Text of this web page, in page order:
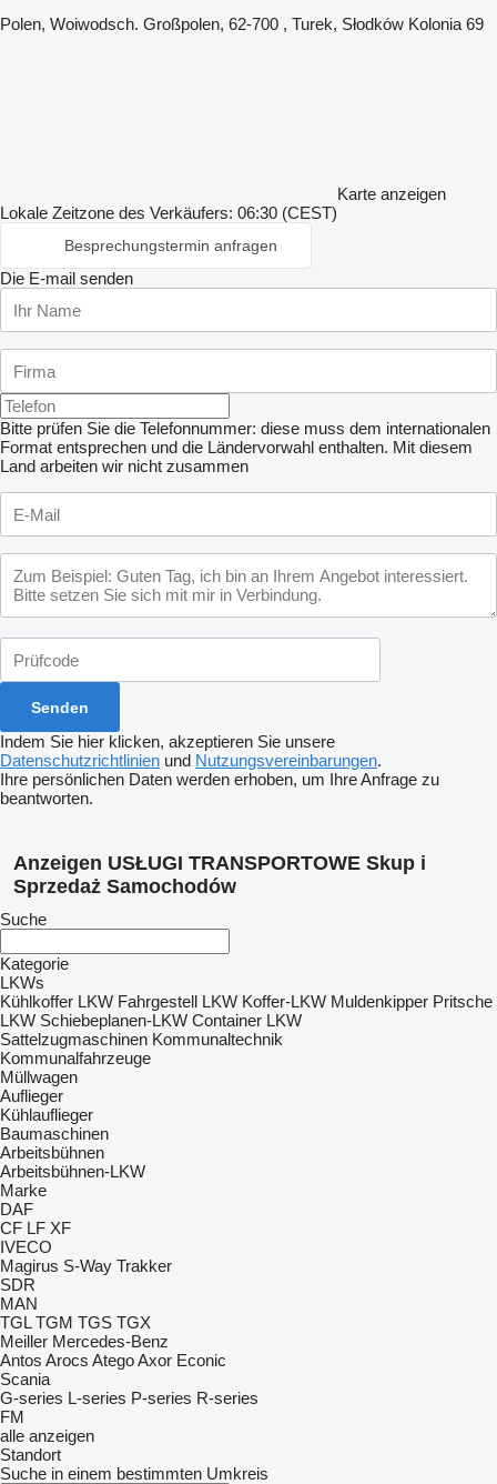
Polen, Woiwodsch. Großpolen, 62-700 , Turek, Słodków Kolonia 69
Karte anzeigen
Lokale Zeitzone des Verkäufers: 06:30 (CEST)
Besprechungstermin anfragen
Die E-mail senden
Bitte prüfen Sie die Telefonnummer: diese muss dem internationalen
Format entsprechen und die Ländervorwahl enthalten. Mit diesem
Land arbeiten wir nicht zusammen
Indem Sie hier klicken, akzeptieren Sie unsere
Datenschutzrichtlinien und Nutzungsvereinbarungen.
Ihre persönlichen Daten werden erhoben, um Ihre Anfrage zu
beantworten.
Anzeigen USŁUGI TRANSPORTOWE Skup i
Sprzedaż Samochodów
Suche
Kategorie
LKWs
Kühlkoffer LKW Fahrgestell LKW Koffer-LKW Muldenkipper Pritsche
LKW Schiebeplanen-LKW Container LKW
Sattelzugmaschinen Kommunaltechnik
Kommunalfahrzeuge
Müllwagen
Auflieger
Kühlauflieger
Baumaschinen
Arbeitsbühnen
Arbeitsbühnen-LKW
Marke
DAF
CF LF XF
IVECO
Magirus S-Way Trakker
SDR
MAN
TGL TGM TGS TGX
Meiller Mercedes-Benz
Antos Arocs AtegoAxor Econic
Scania
G-series L-series P-series R-series
FM
alle anzeigen
Standort
Suche in einem bestimmten Umkreis